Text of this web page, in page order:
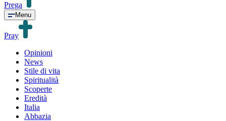
Prega
Menu
Pray
Opinioni
News
Stile di vita
Spiritualità
Scoperte
Eredità
Italia
Abbazia